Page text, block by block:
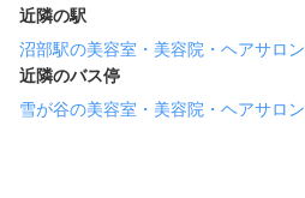
近隣の駅
沼部駅の美容室・美容院・ヘアサロン
近隣のバス停
雪が谷の美容室・美容院・ヘアサロン